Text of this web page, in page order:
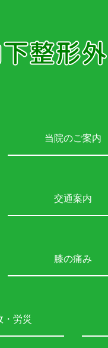
当院のご案内
交通案内
膝の痛み
・労災